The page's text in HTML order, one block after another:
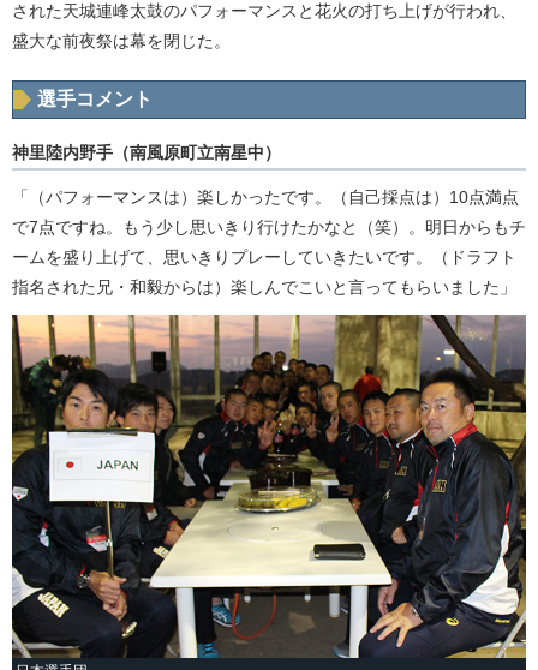
された天城連峰太鼓のパフォーマンスと花火の打ち上げが行われ、
盛大な前夜祭は幕を閉じた。
選手コメント
神里陸内野手（南風原町立南星中）
「（パフォーマンスは）楽しかったです。（自己採点は）10点満点
で7点ですね。もう少し思いきり行けたかなと（笑）。明日からもチ
ームを盛り上げて、思いきりプレーしていきたいです。（ドラフト
指名された兄・和毅からは）楽しんでこいと言ってもらいました」